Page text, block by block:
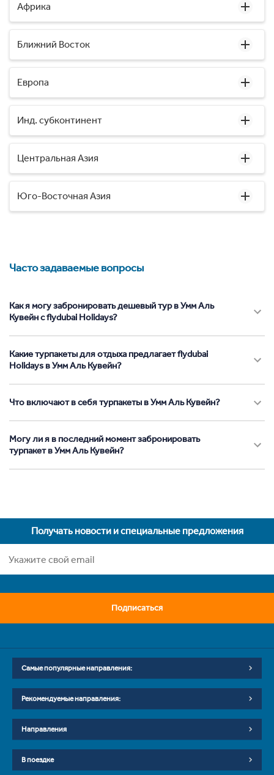
Африка
Ближний Восток
Европа
Инд. субконтинент
Центральная Азия
Юго-Восточная Азия
Часто задаваемые вопросы
Как я могу забронировать дешевый тур в Умм Аль
Кувейн с flydubai Holidays?
Какие турпакеты для отдыха предлагает flydubai
Holidays в Умм Аль Кувейн?
Что включают в себя турпакеты в Умм Аль Кувейн?
Могу ли я в последний момент забронировать
турпакет в Умм Аль Кувейн?
Получать новости и специальные предложения
Подписаться
Самые популярные направления:
Рекомендуемые направления:
Направления
В поездке